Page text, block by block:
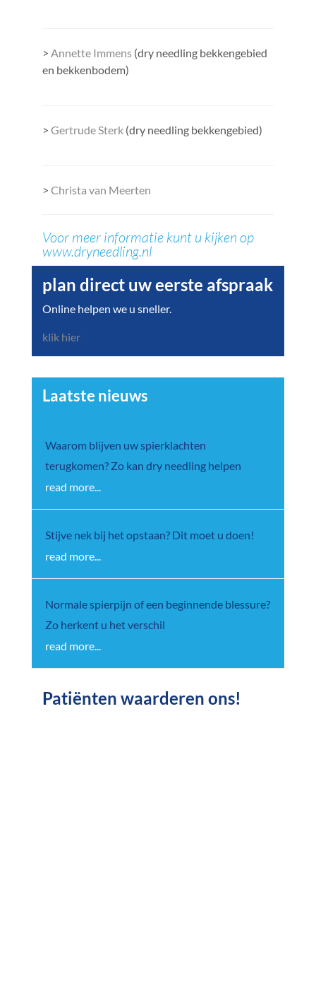
> Annette Immens(dry needling bekkengebied
en bekkenbodem)
> Gertrude Sterk(dry needling bekkengebied)
> Christa van Meerten
Voor meer informatie kunt u kijken op
www.dryneedling.nl
plan direct uw eerste afspraak
Online helpen we u sneller.
klik hier
Laatste nieuws
Waarom blijven uw spierklachten
terugkomen? Zo kan dry needling helpen
read more...
Stijve nek bij het opstaan? Dit moet u doen!
read more...
Normale spierpijn of een beginnende blessure?
Zo herkent u het verschil
read more...
Patiënten waarderen ons!